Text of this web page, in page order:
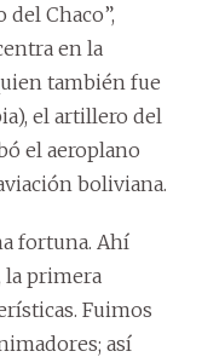
Chaco”,
en la
también fue
el artillero del
el aeroplano
boliviana.
fortuna. Ahí
la primera
Fuimos
así